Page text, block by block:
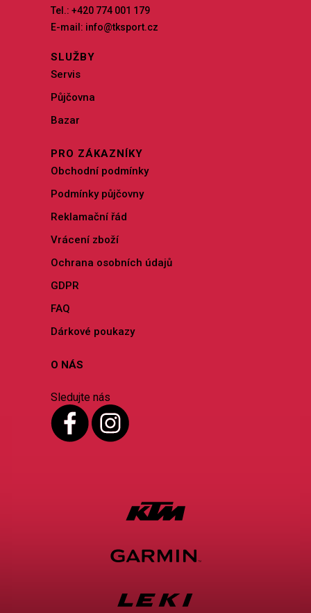
Tel.: +420 774 001 179
E-mail: info@tksport.cz
SLUŽBY
Servis
Půjčovna
Bazar
PRO ZÁKAZNÍKY
Obchodní podmínky
Podmínky půjčovny
Reklamační řád
Vrácení zboží
Ochrana osobních údajů
GDPR
FAQ
Dárkové poukazy
O NÁS
Sledujte nás